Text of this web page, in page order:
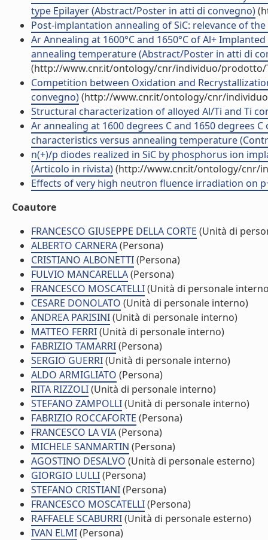
type Epilayer (Abstract/Poster in atti di convegno)
Post-implantation annealing of SiC: relevance of
Ar Annealing at 1600°C and 1650°C of Al+
annealing temperature (Abstract/Poster in atti di
(http://www.cnr.it/ontology/cnr/individuo/prodotto/
Competition between Oxidation and
convegno)(http://www.cnr.it/ontology/cnr/
Structural characterization of alloyed Al/Ti and Ti
Ar annealing at 1600 degrees C and 1650 degrees
characteristics versus annealing temperature
n(+)/p diodes realized in SiC by phosphorus ion
(Articolo in rivista)(http://www.cnr.it/ontology/cnr/
Effects of very high neutron fluence irradiation on
Coautore
FRANCESCO GIUSEPPE DELLA CORTE (Unità di
ALBERTO CARNERA(Persona)
CRISTIANO ALBONETTI(Persona)
FULVIO MANCARELLA(Persona)
FRANCESCO MOSCATELLI(Unità di personale
CESARE DONOLATO (Unità di personale interno)
ANDREA PARISINI(Unità di personale interno)
MATTEO FERRI(Unità di personale interno)
FABRIZIO TAMARRI(Persona)
SERGIO GUERRI(Unità di personale interno)
ALDO ARMIGLIATO (Persona)
RITA RIZZOLI(Unità di personale interno)
STEFANO ZAMPOLLI(Unità di personale interno)
FABRIZIO ROCCAFORTE (Persona)
FRANCESCO LA VIA(Persona)
MICHELE SANMARTIN (Persona)
AGOSTINO DESALVO (Unità di personale esterno)
GIORGIO LULLI(Persona)
STEFANO CRISTIANI(Persona)
FRANCESCO MOSCATELLI(Persona)
RAFFAELE SCABURRI(Unità di personale esterno)
IVAN ELMI(Persona)